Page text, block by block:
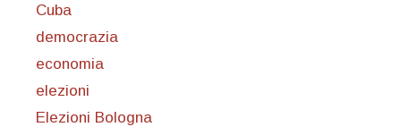
Cuba
democrazia
economia
elezioni
Elezioni Bologna